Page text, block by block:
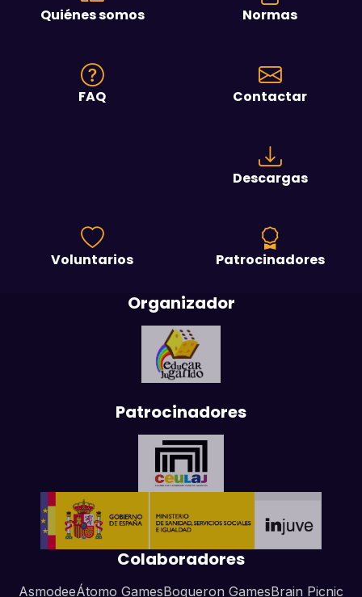
Quiénes somos Normas
FAQ Contactar
Descargas
Voluntarios Patrocinadores
Organizador
Patrocinadores
Colaboradores
AsmodeeÁtomo GamesBoqueron GamesBrain Picnic